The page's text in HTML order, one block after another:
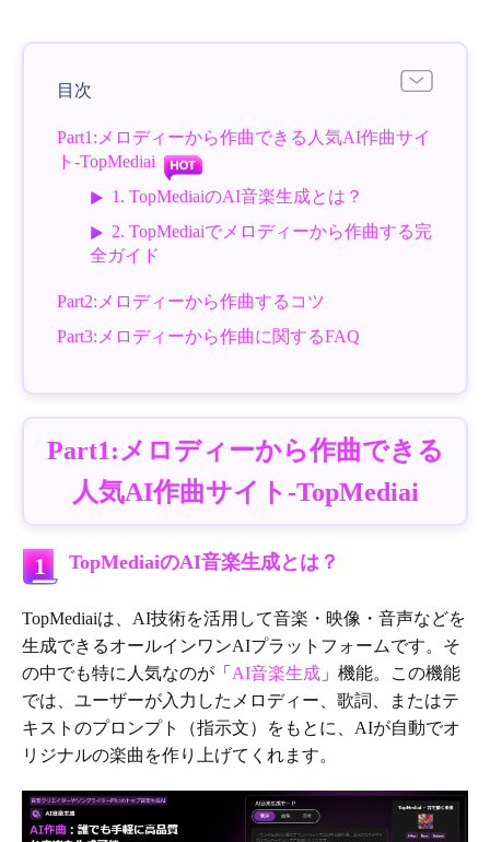
目次
Part1:メロディーから作曲できる人気AI作曲サイ
ト-TopMediai
1. TopMediaiのAI音楽生成とは？
2. TopMediaiでメロディーから作曲する完
全ガイド
Part2:メロディーから作曲するコツ
Part3:メロディーから作曲に関するFAQ
Part1:メロディーから作曲できる
人気AI作曲サイト-TopMediai
1 TopMediaiのAI音楽生成とは？
TopMediaiは、AI技術を活用して音楽・映像・音声などを
生成できるオールインワンAIプラットフォームです。そ
の中でも特に人気なのが「 AI音楽生成 」機能。この機能
では、ユーザーが入力したメロディー、歌詞、またはテ
キストのプロンプト（指示文）をもとに、AIが自動でオ
リジナルの楽曲を作り上げてくれます。